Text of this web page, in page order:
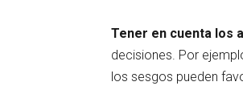
Tener en cuenta los
decisiones. Por
los sesgos pueden